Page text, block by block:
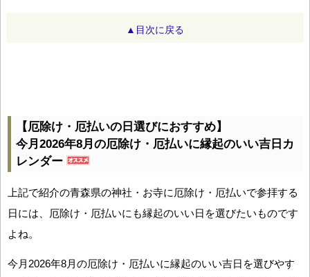
▲目次に戻る
【厄除け・厄払いの日選びにおすすめ】
今月2026年8月の厄除け・厄払いに縁起のいい吉日カ
レンダー
上記で紹介の青森県の神社・お寺に厄除け・厄払いで参拝する
日には、厄除け・厄払いにも縁起のいい日を選びたいものです
よね。
今月2026年8月の厄除け・厄払いに縁起のいい吉日を選びやす